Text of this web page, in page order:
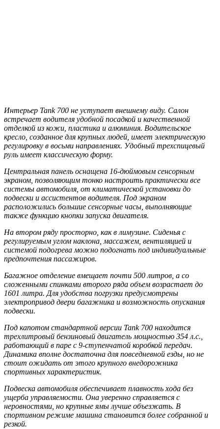
Интерьер Tank 700 не уступает внешнему виду. Салон
встречает водителя удобной посадкой и качественной
отделкой из кожи, пластика и алюминия. Водительское
кресло, созданное для крупных людей, имеет электрическую
регулировку в восьми направлениях. Удобный трехспицевый
руль имеет классическую форму.
Центральная панель оснащена 16-дюймовым сенсорным
экраном, позволяющим тонко настроить практически все
системы автомобиля, от климатической установки до
подвески и ассистентов водителя. Под экраном
расположились большие сенсорные часы, выполняющие
также функцию кнопки запуска двигателя.
На втором ряду просторно, как в лимузине. Сиденья с
регулируемым углом наклона, массажем, вентиляцией и
системой подогрева можно подогнать под индивидуальные
предпочтения пассажиров.
Багажное отделение вмещает почти 500 литров, а со
сложенными спинками второго ряда объем возрастает до
1601 литра. Для удобства погрузки предусмотрены
электропривод двери багажника и возможность опускания
подвески.
Под капотом стандартной версии Tank 700 находится
трехлитровый бензиновый двигатель мощностью 354 л.с.,
работающий в паре с 9-ступенчатой коробкой передач.
Динамика вполне достаточна для повседневной езды, но не
стоит ожидать от этого крупного внедорожника
спортивных характеристик.
Подвеска автомобиля обеспечивает плавность хода без
ущерба управляемости. Она уверенно справляется с
неровностями, но крупные ямы лучше объезжать. В
спортивном режиме машина становится более собранной и
резкой.